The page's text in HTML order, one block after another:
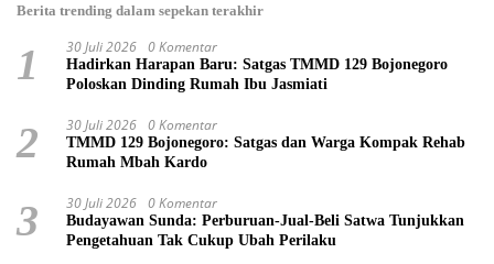
Berita trending dalam sepekan terakhir
1 30 Juli 2026 0 Komentar
Hadirkan Harapan Baru: Satgas TMMD 129 Bojonegoro
Poloskan Dinding Rumah Ibu Jasmiati
2 30 Juli 2026 0 Komentar
TMMD 129 Bojonegoro: Satgas dan Warga Kompak Rehab
Rumah Mbah Kardo
3 30 Juli 2026 0 Komentar
Budayawan Sunda: Perburuan-Jual-Beli Satwa Tunjukkan
Pengetahuan Tak Cukup Ubah Perilaku